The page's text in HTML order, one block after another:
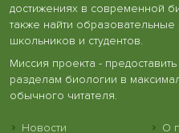
достижениях в современной
также найти образовательные
школьников и студентов.
Миссия проекта -
разделам биологии в
обычного читателя.
Новости
О